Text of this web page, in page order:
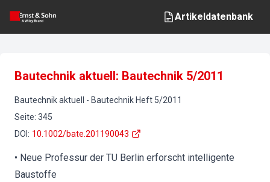
Artikeldatenbank
Bautechnik aktuell: Bautechnik 5/2011
Bautechnik aktuell - Bautechnik Heft 5/2011
Seite: 345
DOI : 10.1002/bate.201190043
• Neue Professur der TU Berlin erforscht intelligente
Baustoffe